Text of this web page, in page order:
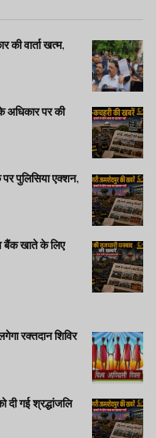
वार्ता खत्म,
अधिकार पर की
पुलिसिया एक्शन,
बैंक खाते के लिए
रक्तदान शिविर
दी गई श्रद्धांजलि